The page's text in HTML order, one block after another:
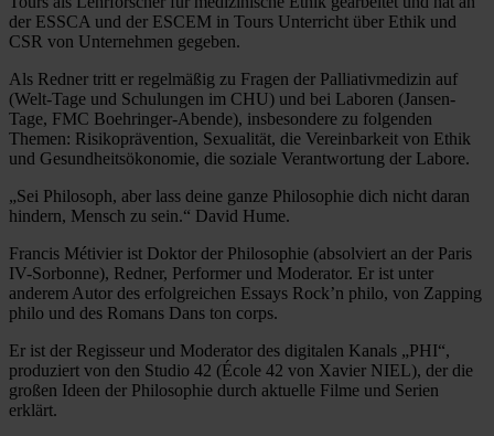
der ESSCA und der ESCEM in Tours Unterricht über Ethik und
CSR von Unternehmen gegeben.
Als Redner tritt er regelmäßig zu Fragen der Palliativmedizin auf
(Welt-Tage und Schulungen im CHU) und bei Laboren (Jansen-
Tage, FMC Boehringer-Abende), insbesondere zu folgenden
Themen: Risikoprävention, Sexualität, die Vereinbarkeit von Ethik
und Gesundheitsökonomie, die soziale Verantwortung der Labore.
„Sei Philosoph, aber lass deine ganze Philosophie dich nicht daran
hindern, Mensch zu sein.“ David Hume.
Francis Métivier ist Doktor der Philosophie (absolviert an der Paris
IV-Sorbonne), Redner, Performer und Moderator. Er ist unter
anderem Autor des erfolgreichen Essays Rock’n philo, von Zapping
philo und des Romans Dans ton corps.
Er ist der Regisseur und Moderator des digitalen Kanals „PHI“,
produziert von den Studio 42 (École 42 von Xavier NIEL), der die
großen Ideen der Philosophie durch aktuelle Filme und Serien
erklärt.